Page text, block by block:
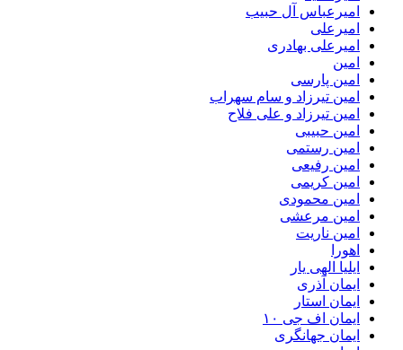
امیرعباس آل حبیب
امیرعلی
امیرعلی بهادری
امین
امین پارسی
امین تیرزاد و سام سهراب
امین تیرزاد و علی فلاح
امین حبیبی
امین رستمی
امین رفیعی
امین کریمی
امین محمودی
امین مرعشی
امین ناریت
اهورا
ایلیا الهی یار
ایمان آذری
ایمان استار
ایمان اف جی ۱۰
ایمان جهانگری